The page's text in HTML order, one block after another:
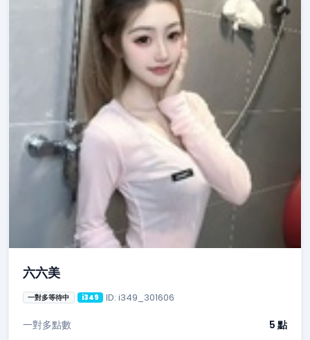
六六美
一對多等待中 i349 ID: i349_301606
一對多點數
5 點